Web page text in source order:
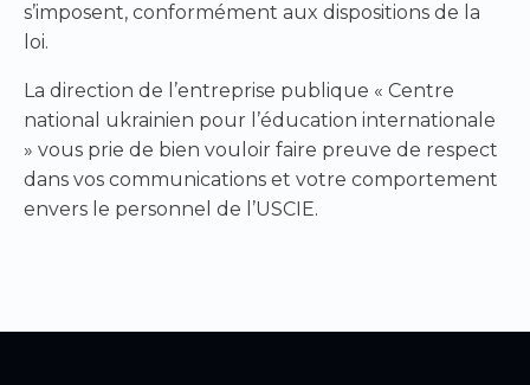
s’imposent, conformément aux dispositions de la
loi.
La direction de l’entreprise publique « Centre
national ukrainien pour l’éducation internationale
» vous prie de bien vouloir faire preuve de respect
dans vos communications et votre comportement
envers le personnel de l’USCIE.